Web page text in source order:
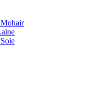
Mohair